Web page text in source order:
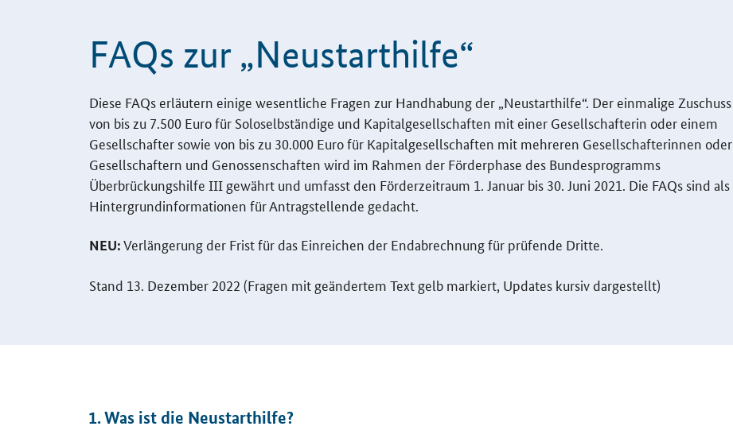
FAQs zur „Neustarthilfe“
Diese FAQs erläutern einige wesentliche Fragen zur Handhabung der „Neustarthilfe“. Der einmalige Zuschuss
von bis zu 7.500 Euro für Soloselbständige und Kapitalgesellschaften mit einer Gesellschafterin oder einem
Gesellschafter sowie von bis zu 30.000 Euro für Kapitalgesellschaften mit mehreren Gesellschafterinnen oder
Gesellschaftern und Genossenschaften wird im Rahmen der Förderphase des Bundesprogramms
Überbrückungshilfe III gewährt und umfasst den Förderzeitraum 1. Januar bis 30. Juni 2021. Die FAQs sind als
Hintergrundinformationen für Antragstellende gedacht.
NEU:Verlängerung der Frist für das Einreichen der Endabrechnung für prüfende Dritte.
Stand 13. Dezember 2022 (Fragen mit geändertem Text gelb markiert, Updates kursiv dargestellt)
1. Was ist die Neustarthilfe?